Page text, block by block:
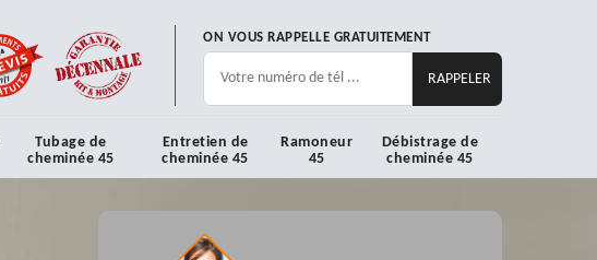
ON VOUS RAPPELLE GRATUITEMENT
Tubage de
cheminée 45
Entretien de
cheminée 45
Ramoneur
45
Débistrage de
cheminée 45